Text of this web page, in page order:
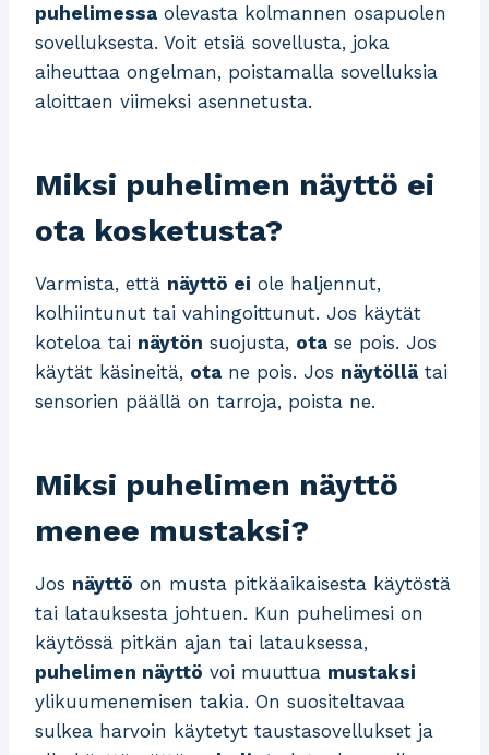
puhelimessa olevasta kolmannen osapuolen
sovelluksesta. Voit etsiä sovellusta, joka
aiheuttaa ongelman, poistamalla sovelluksia
aloittaen viimeksi asennetusta.
Miksi puhelimen näyttö ei
ota kosketusta?
Varmista, että näyttö ei ole haljennut,
kolhiintunut tai vahingoittunut. Jos käytät
koteloa tai näytön suojusta, ota se pois. Jos
käytät käsineitä, ota ne pois. Jos näytöllä tai
sensorien päällä on tarroja, poista ne.
Miksi puhelimen näyttö
menee mustaksi?
Jos näyttö on musta pitkäaikaisesta käytöstä
tai latauksesta johtuen. Kun puhelimesi on
käytössä pitkän ajan tai latauksessa,
puhelimen näyttö voi muuttua mustaksi
ylikuumenemisen takia. On suositeltavaa
sulkea harvoin käytetyt taustasovellukset ja